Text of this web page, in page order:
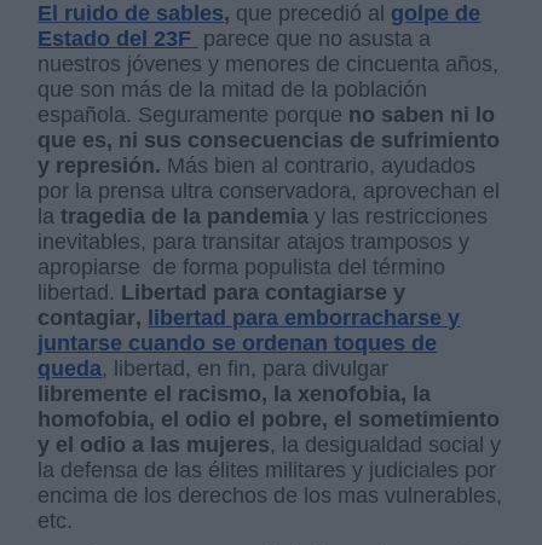
El ruido de sables, que precedió al golpe de
Estado del 23F parece que no asusta a
nuestros jóvenes y menores de cincuenta años,
que son más de la mitad de la población
española. Seguramente porque no saben ni lo
que es, ni sus consecuencias de sufrimiento
y represión. Más bien al contrario, ayudados
por la prensa ultra conservadora, aprovechan el
latragedia de la pandemiay las restricciones
inevitables, para transitar atajos tramposos y
apropiarse de forma populista del término
libertad. Libertad para contagiarse y
contagiar, libertad para emborracharse y
juntarse cuando se ordenan toques de
queda, libertad, en fin, para divulgar
libremente el racismo, la xenofobia, la
homofobia, el odio el pobre, el sometimiento
y el odio a las mujeres, la desigualdad social y
la defensa de las élites militares y judiciales por
encima de los derechos de los mas vulnerables,
etc.